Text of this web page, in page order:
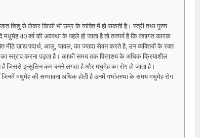
शिशु से लेकर किसी भी उम्र के व्यक्ति में हो सकती है। स्त्री तथा पुरुष
40 वर्ष की अवस्था के पहले हो जाता है तो तात्पर्य है कि वंशागत कारक
मीठे खाद्य पदार्थ, आलू, चावल, का ज्यादा सेवन करते है, उन व्यक्तियों के रक्त
स्त्राव करना पड़ता है। काफी समय तक पित्ताशय के अधिक क्रियाशील
इन्सुलिन कम बनने लगता है और मधुमेह का रोग हो जाता है।
जिनमें मधुमेह की सम्भावना अधिक होती है उनमें गर्भावस्था के समय मधुमेह रोग